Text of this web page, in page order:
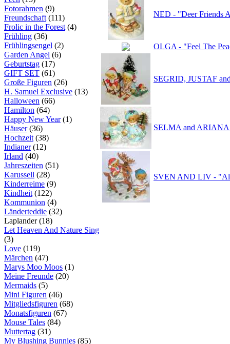
Fotorahmen (9)
Freundschaft (111)
Frolic in the Forest (4)
Frühling (36)
Frühlingsengel (2)
Garden Angel (6)
Geburtstag (17)
GIFT SET (61)
Große Figuren (26)
H. Samuel Exclusive (13)
Halloween (66)
Hamilton (64)
Happy New Year(1)
Häuser(36)
Hochzeit (38)
Indianer(12)
Irland (40)
Jahreszeiten (51)
Karussell (28)
Kinderreime (9)
Kindheit (122)
Kommunion (4)
Länderteddie (32)
Laplander (18)
Let Heaven And Nature Sing
(3)
Love (119)
Märchen (47)
Marys Moo Moos (1)
Meine Freunde (20)
Mermaids (5)
Mini Figuren (46)
Mitgliedsfiguren (68)
Monatsfiguren (67)
Mouse Tales (84)
Muttertag (31)
My Blushing Bunnies (85)
NED - "Deer Friends
OLGA - "Feel The
SEGRID, JUSTAF
SELMA and ARIANA
SVEN AND LIV - "All